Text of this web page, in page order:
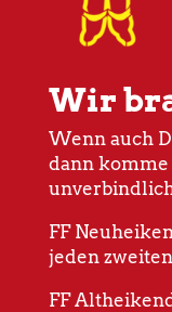
Wir
Wenn auch
dann komme
FF
jeden
FF